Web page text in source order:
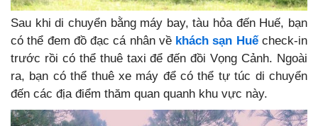
Sau khi di chuyển bằng máy bay, tàu hỏa đến Huế, bạn
có thể đem đồ đạc cá nhân về khách sạn Huếcheck-in
trước rồi có thể thuê taxi để đến đồi Vọng Cảnh. Ngoài
ra, bạn có thể thuê xe máy để có thể tự túc di chuyển
đến các địa điểm thăm quan quanh khu vực này.